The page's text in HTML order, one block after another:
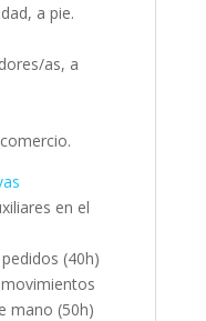
a pie.
as, a
en el
(40h)
mano (50h)